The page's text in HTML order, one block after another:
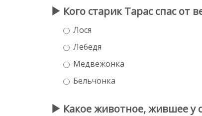
Кого старик Тарас спас
Лося
Лебедя
Медвежонка
Бельчонка
Какое животное, жившее у